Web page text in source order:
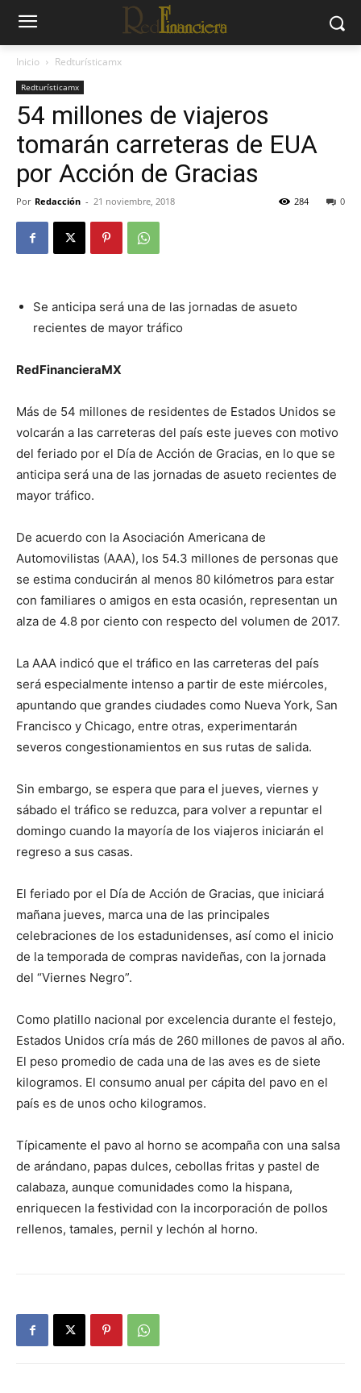
Inicio Redturísticamx
Redturísticamx
54 millones de viajeros
tomarán carreteras de EUA
por Acción de Gracias
Por Redacción - 21 noviembre, 2018 0
284
Se anticipa será una de las jornadas de asueto
recientes de mayor tráfico
RedFinancieraMX
Más de 54 millones de residentes de Estados Unidos se
volcarán a las carreteras del país este jueves con motivo
del feriado por el Día de Acción de Gracias, en lo que se
anticipa será una de las jornadas de asueto recientes de
mayor tráfico.
De acuerdo con la Asociación Americana de
Automovilistas (AAA), los 54.3 millones de personas que
se estima conducirán al menos 80 kilómetros para estar
con familiares o amigos en esta ocasión, representan un
alza de 4.8 por ciento con respecto del volumen de 2017.
La AAA indicó que el tráfico en las carreteras del país
será especialmente intenso a partir de este miércoles,
apuntando que grandes ciudades como Nueva York, San
Francisco y Chicago, entre otras, experimentarán
severos congestionamientos en sus rutas de salida.
Sin embargo, se espera que para el jueves, viernes y
sábado el tráfico se reduzca, para volver a repuntar el
domingo cuando la mayoría de los viajeros iniciarán el
regreso a sus casas.
El feriado por el Día de Acción de Gracias, que iniciará
mañana jueves, marca una de las principales
celebraciones de los estadunidenses, así como el inicio
de la temporada de compras navideñas, con la jornada
del “Viernes Negro”.
Como platillo nacional por excelencia durante el festejo,
Estados Unidos cría más de 260 millones de pavos al año.
El peso promedio de cada una de las aves es de siete
kilogramos. El consumo anual per cápita del pavo en el
país es de unos ocho kilogramos.
Típicamente el pavo al horno se acompaña con una salsa
de arándano, papas dulces, cebollas fritas y pastel de
calabaza, aunque comunidades como la hispana,
enriquecen la festividad con la incorporación de pollos
rellenos, tamales, pernil y lechón al horno.